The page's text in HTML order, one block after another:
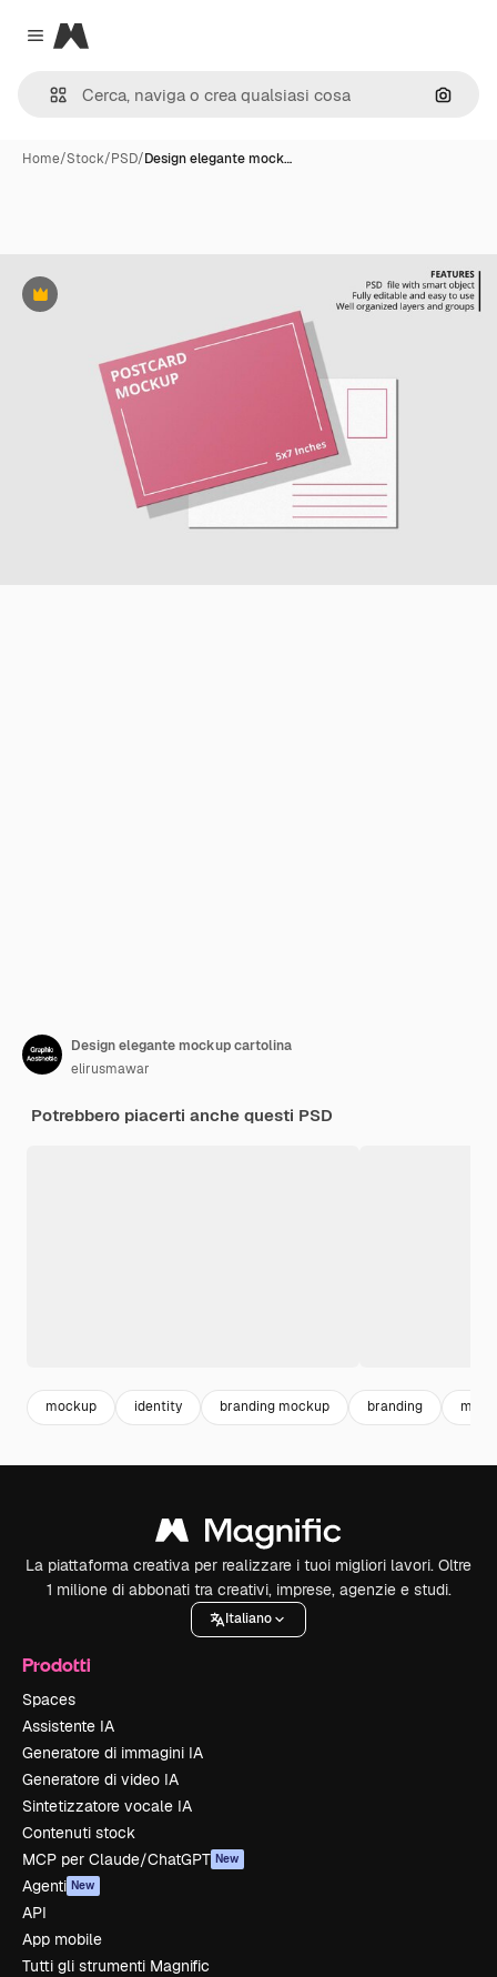
Close menu
Magnific
Cerca
Home/Stock/PSD/Design elegante mock…
Premium
Design elegante mockup cartolina
elirusmawar
Potrebbero piacerti anche questi PSD
mockup identity branding mockup branding
La piattaforma creativa per realizzare i tuoi migliori lavori. Oltre
1 milione di abbonati tra creativi, imprese, agenzie e studi.
Italiano
Prodotti
Spaces
Assistente IA
Generatore di immagini IA
Generatore di video IA
Sintetizzatore vocale IA
Contenuti stock
MCP per Claude/ChatGPT New
Agenti New
API
App mobile
Tutti gli strumenti Magnific